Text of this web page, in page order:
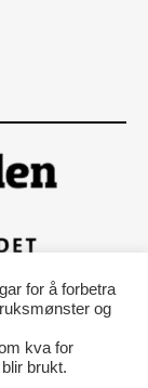
for å forbetra
og
kva for
brukt.